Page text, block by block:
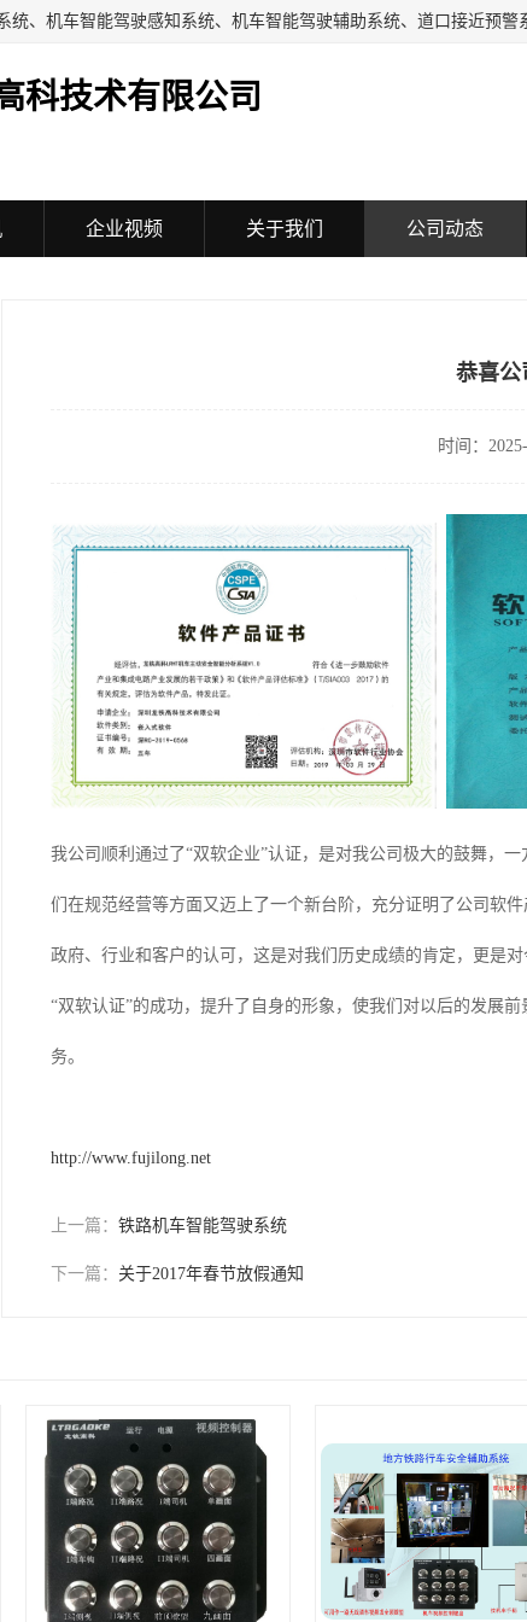
科技术有限公司
企业视频 关于我们 公司动态
恭喜公
时间：
我公司顺利通过了“双软企业”认证，是对我公司极大的鼓舞，
们在规范经营等方面又迈上了一个新台阶，充分证明了公司软
政府、行业和客户的认可，这是对我们历史成绩的肯定，更是对
“双软认证”的成功，提升了自身的形象，使我们对以后的发展
务。
http://www.fujilong.net
上一篇： 铁路机车智能驾驶系统
下一篇： 关于2017年春节放假通知